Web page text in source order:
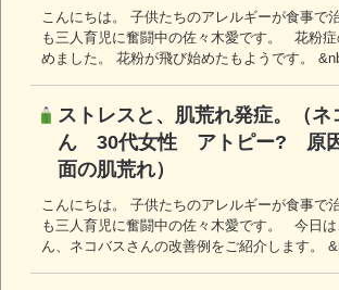
こんにちは。 子供たちのアレルギーが食事で
も三人育児に奮闘中の佐々木愛です。 花粉
めました。 花粉が飛び始めたもようです。
ストレスと、肌荒れ発症。（ネ
ん 30代女性 アトピー? 原
面の肌荒れ）
こんにちは。 子供たちのアレルギーが食事で
も三人育児に奮闘中の佐々木愛です。 今日は
ん、ネコバスさんの改善例をご紹介します。